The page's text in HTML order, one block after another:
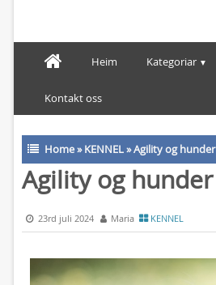
Heim Kategoriar
Kontakt oss
Home»KENNEL»Agility og hunder
Agility og hunder
23rd juli 2024 Maria KENNEL